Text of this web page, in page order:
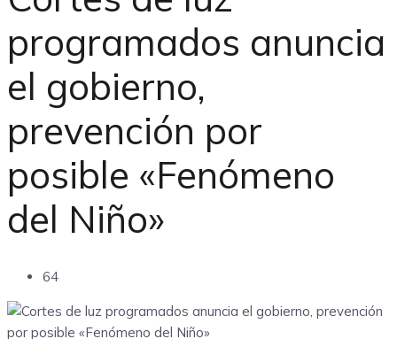
programados anuncia
el gobierno,
prevención por
posible «Fenómeno
del Niño»
64